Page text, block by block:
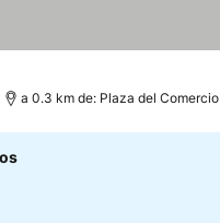
a 0.3 km de: Plaza del Comercio